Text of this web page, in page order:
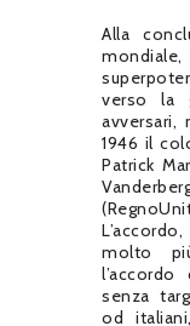
Alla
verso la
avversari,
1946 il
Patrick
molto
senza
od